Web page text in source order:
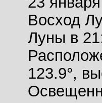
Восход
Луны в
123.9°,